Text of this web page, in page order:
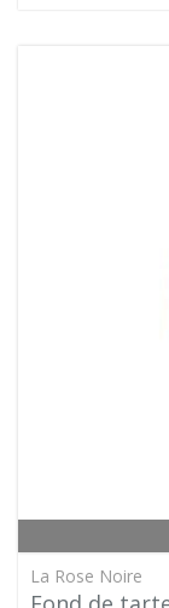
La Rose Noire